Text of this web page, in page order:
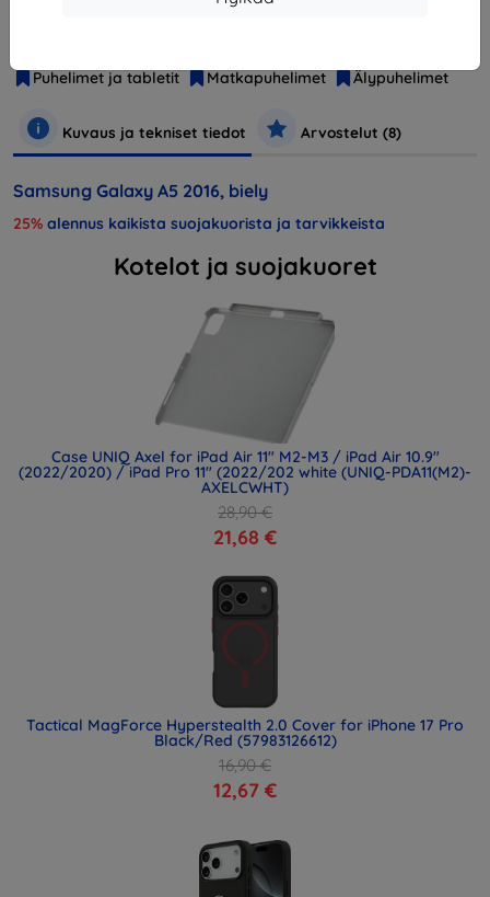
Puhelimet ja tabletit
Matkapuhelimet Älypuhelimet
Kuvaus ja tekniset tiedot Arvostelut (8)
Samsung Galaxy A5 2016, biely
25% alennus kaikista suojakuorista ja tarvikkeista
Kotelot ja suojakuoret
Case UNIQ Axel for iPad Air 11" M2-M3 / iPad Air 10.9"
(2022/2020) / iPad Pro 11" (2022/202 white (UNIQ-PDA11(M2)-
AXELCWHT)
28,90 €
21,68 €
Tactical MagForce Hyperstealth 2.0 Cover for iPhone 17 Pro
Black/Red (57983126612)
16,90 €
12,67 €